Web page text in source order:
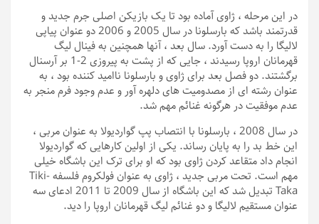
در این مرحله ، ژاوی آماده بود تا یک بازیکن اصلی جرم جدید و
قدرتمند باشد که بارسلونا در سال 2005 و 2006 دو عنوان پیاپی
لالیگا را به دست آورد. سال بعد ، آنها همچنین به فینال لیگ
قهرمانان اروپا رسیدند ، جایی که از پشت به پیروزی 2-1 بر آرسنال
برگشتند. دو فصل بعد برای ژاوی و بارسلونا ناامید کننده بود ، به
عنوان رشته ای از مصدومیت های دلهره آور و عدم وجود فرم منجر به
عدم موفقیت در هرگونه غنائم مهم شد.
در سال 2008 ، بارسلونا با انتصاب پپ گواردیولا به عنوان مربی ،
این خط بد را به پایان رساند. یکی از اولین کارهایی که گواردیولا
انجام داد متقاعد کردن ژاوی بود که او برای ترک این باشگاه خیلی
مهم است. تحت مربی جدید ، ژاوی به عنوان فولکروم فلسفه Tiki-
Taka تبدیل شد که این باشگاه از سال 2009 تا 2011 ادعای سه
عنوان مستقیم لالیگا و دو غنائم لیگ قهرمانان اروپا را دید.